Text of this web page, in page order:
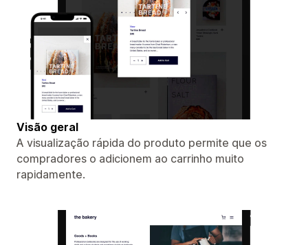
Visão geral
A visualização rápida do produto permite que os
compradores o adicionem ao carrinho muito
rapidamente.